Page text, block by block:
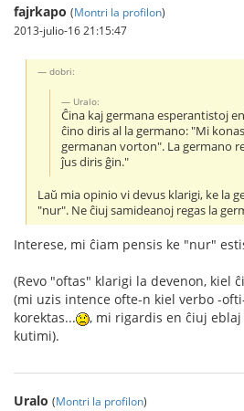
fajrkapo (Montri la profilon)
2013-julio-16 21:15:47
dobri:
Uralo:
Ĉina kaj germana esperantistoj
ĉino diris al la germano: "Mi
germanan vorton". La germano
ĵus diris ĝin."
Laŭ mia opinio vi devus klarigi, ke la
"nur". Ne ĉiuj samideanoj regas la
Interese, mi ĉiam pensis ke "nur"
(Revo "oftas" klarigi la devenon, kiel
(mi uzis intence ofte-n kiel verbo -
korektas...
, mi rigardis en ĉiuj eblaj
kutimi).
Uralo (Montri la profilon)